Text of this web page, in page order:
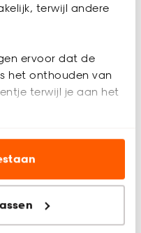
terwijl andere
ervoor dat de
het onthouden van
terwijl je aan het
helpen ons de
jou en al onze andere
laten jou
zien op
is ideaal voor iedere
jaloezie
licht, zorgt het voor
schroeven,
en